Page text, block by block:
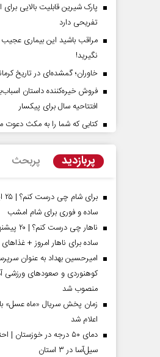
پارک شیرین قابلیت‌ بالایی
تفریحی دارد
مراقب باشید این بیماری عجیب
نگیرید!
خاوران؛ گمشده‌ای در تاریخ
افتتاحیه سال برای پیکسار
کتابی که شما را به مکث دعوت
پربازدید پربحث
ساده و فوری برای شام امشب
ناهار چی
ساده برای ناهار امروز +
امیرحسین بهداد به عنوان
کوهنوردی و صعودهای ورزشی
منصوب شد
زمان پخش سریال «ماه عسل» با
اعلام شد
دمای ۵۰ درجه در خوزستان
سیل‌آسا در ۳ استان
خلاف واقع آمریکا
مجلس